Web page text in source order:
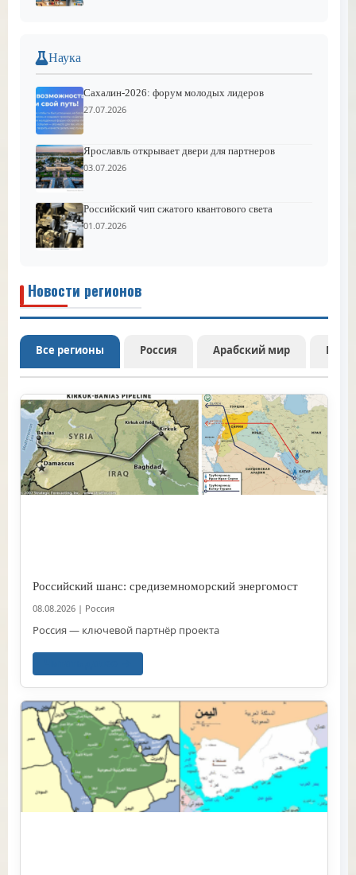
Наука
Сахалин-2026: форум молодых лидеров
27.07.2026
Ярославль открывает двери для партнеров
03.07.2026
Российский чип сжатого квантового света
01.07.2026
Новости регионов
Все регионы Россия Арабский мир
Российский шанс: средиземноморский энергомост
08.08.2026 | Россия
Россия — ключевой партнёр проекта